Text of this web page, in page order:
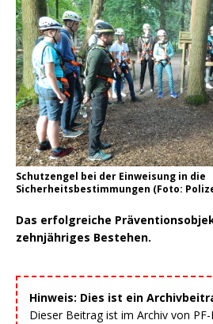
Schutzengel bei der Einweisung in die
Sicherheitsbestimmungen (Foto:
Das erfolgreiche
zehnjähriges Bestehen.
Hinweis: Dies ist ein
Dieser Beitrag ist im Archiv von